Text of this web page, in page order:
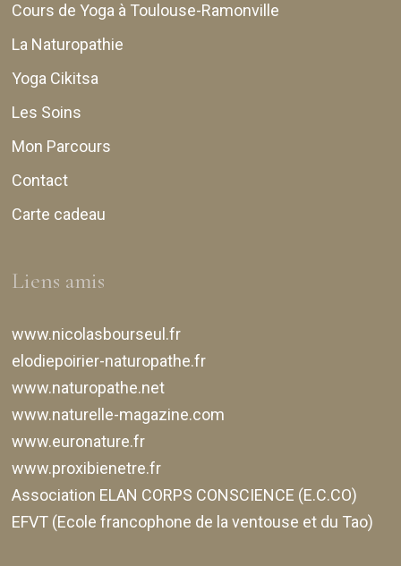
Cours de Yoga à Toulouse-Ramonville
La Naturopathie
Yoga Cikitsa
Les Soins
Mon Parcours
Contact
Carte cadeau
Liens amis
www.nicolasbourseul.fr
elodiepoirier-naturopathe.fr
www.naturopathe.net
www.naturelle-magazine.com
www.euronature.fr
www.proxibienetre.fr
Association ELAN CORPS CONSCIENCE (E.C.CO)
EFVT (Ecole francophone de la ventouse et du Tao)